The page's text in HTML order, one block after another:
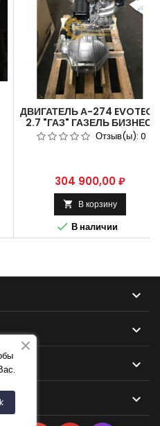
ДВИГАТЕЛЬ А-274 EVOTECH
2.7 "ГАЗ" ГАЗЕЛЬ БИЗНЕС,
ГАЗЕЛЬ NEXT ЕВРО-5.
МОЩНОСТЬ 106,8 Л.С
Отзыв(ы): 0
Цена
304 900,00 ₽
 В корзину
 В наличии



